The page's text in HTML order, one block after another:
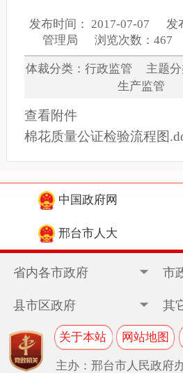
发布时间： 2017-07-07 发
管理局 浏览次数：467
体裁分类：行政监管 主题分
生产监
查看附件
棉花质量公证检验流程图
中国政府网
邢台市人大
省内各市政府 市
县市区政府 其
关于本站 网站地图
主办：邢台市人民政府